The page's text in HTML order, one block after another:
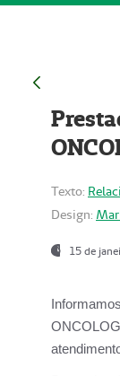
Texto:
Design:
15 de